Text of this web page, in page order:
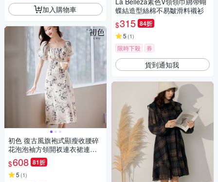
加入購物車
初色 復古風旗袍式顯瘦收腰碎
花泡泡袖方領開衩連衣裙連身
洋裝長洋裝-花色-34995(M-2X
L可選)
$608 81折
5 (1)
蝶結造型絲棉不易皺滑料襯衫
$315 84折
5 (1)
限時下殺 券
貨到通知我